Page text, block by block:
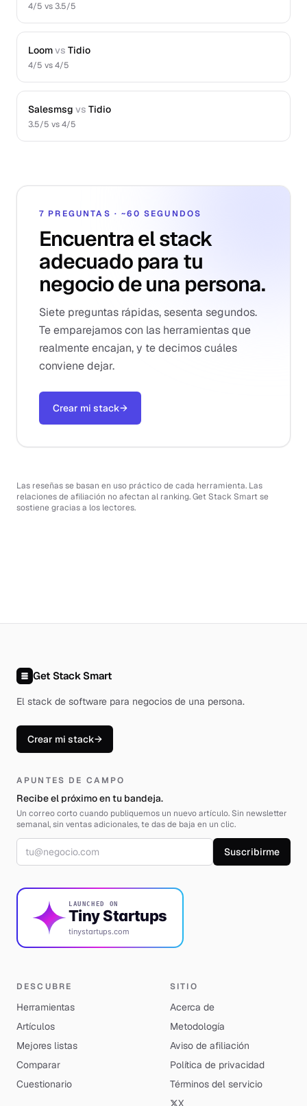
4/5 vs3.5/5
Loomvs Tidio
4/5 vs4/5
Salesmsg vs Tidio
3.5/5 vs4/5
7 PREGUNTAS · ~60 SEGUNDOS
Encuentra el stack
adecuado para tu
negocio de una persona.
Siete preguntas rápidas, sesenta segundos.
Te emparejamos con las herramientas que
realmente encajan, y te decimos cuáles
conviene dejar.
Crear mi stack→
Las reseñas se basan en uso práctico de cada herramienta. Las
relaciones de afiliación no afectan al ranking. Get Stack Smart se
sostiene gracias a los lectores.
Get Stack Smart
El stack de software para negocios de una persona.
Crear mi stack→
APUNTES DE CAMPO
Recibe el próximo en tu bandeja.
Un correo corto cuando publiquemos un nuevo artículo. Sin newsletter
semanal, sin ventas adicionales, te das de baja en un clic.
Correo electrónico Suscribirme
LAUNCHED ON
Tiny Startups
tinystartups.com
DESCUBRE
Herramientas
Artículos
Mejores listas
Comparar
Cuestionario
SITIO
Acerca de
Metodología
Aviso de afiliación
Política de privacidad
Términos del servicio
X